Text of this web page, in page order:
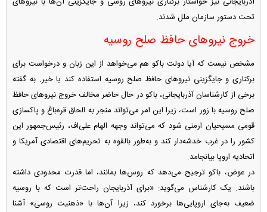
تحت دستور سازمان ملل شدند.
خروج نیرو‌های حافظ صلح روسیه
مشخص نیست که آیا دولت باکو هم می‌خواهد از این زبان و درخواست برای
برکناری و جایگزینی نیرو‌های حافظ صلح روسیه استفاده کند یا خیر. به گفته
برخی از کارشناسان آذربایجانی، باکو در حال حاضر مخالف خروج نیرو‌های حافظ
صلح روسیه با زور است، زیرا این امر می‌تواند منجر به الحاق قره‌باغ و پاکسازی
قومی مسیحیان ارمنی شود که می‌تواند وجهه الهام علی‌اف، رئیس‌جمهور این
کشور را در غرب خدشه‌دار کند و به‌طور بالقوه به تحریم‌های اقتصادی آمریکا و
اتحادیه اروپا بیانجامد.
در عوض، باکو ترجیح می‌دهد که روس‌ها بمانند، اما قدرت محدودی داشته
باشند. یک کارشناس می‌گوید: «برای آذربایجان راحت‌تر است که با روسیه
ضعیف به‌جای اروپایی‌ها برخورد کند، زیرا آن‌ها با «ذهنیت روسی» آشنا